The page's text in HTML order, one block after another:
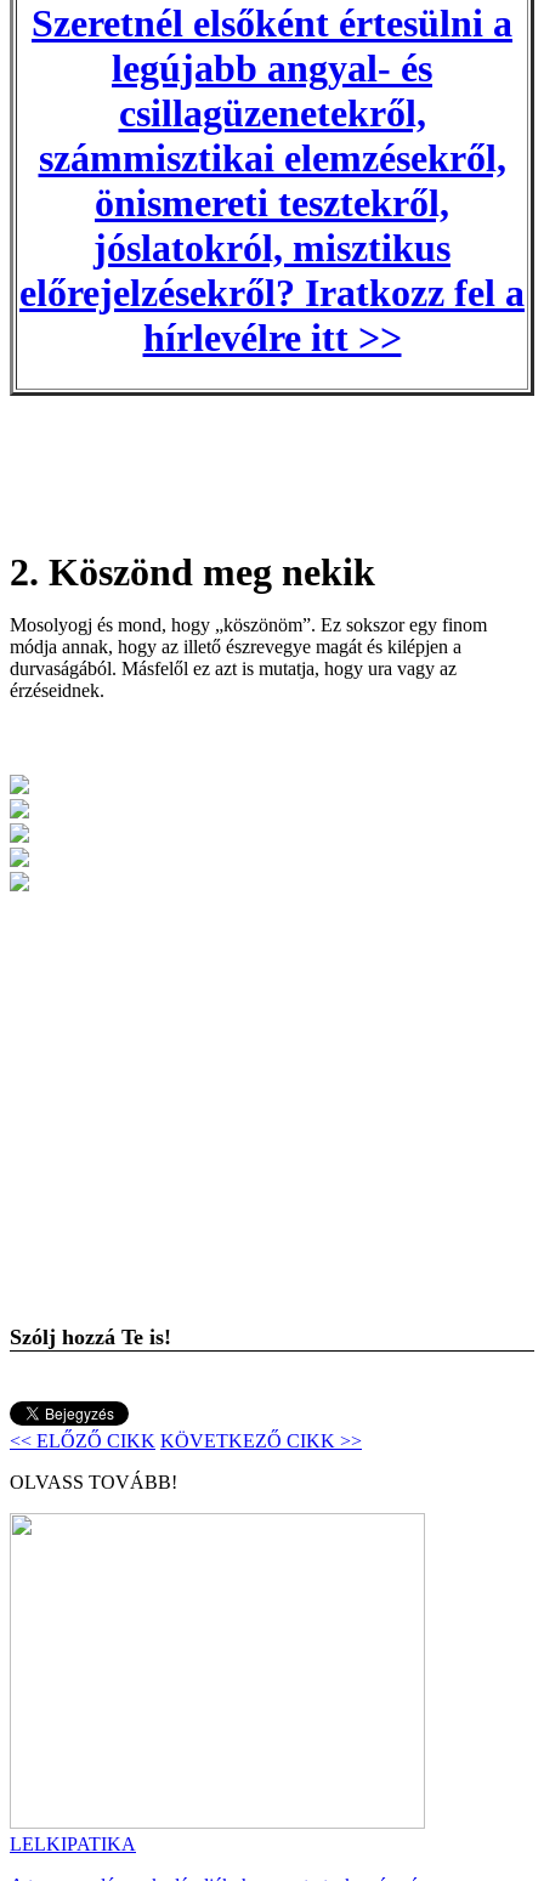
Szeretnél elsőként értesülni a
legújabb angyal- és
csillagüzenetekről,
számmisztikai elemzésekről,
önismereti tesztekről,
jóslatokról, misztikus
előrejelzésekről? Iratkozz fel a
hírlevélre itt >>
2. Köszönd meg nekik
Mosolyogj és mond, hogy „köszönöm”. Ez sokszor egy finom
módja annak, hogy az illető észrevegye magát és kilépjen a
durvaságából. Másfelől ez azt is mutatja, hogy ura vagy az
érzéseidnek.
Szólj hozzá Te is!
<< ELŐZŐ CIKK KÖVETKEZŐ CIKK >>
OLVASS TOVÁBB!
LELKIPATIKA